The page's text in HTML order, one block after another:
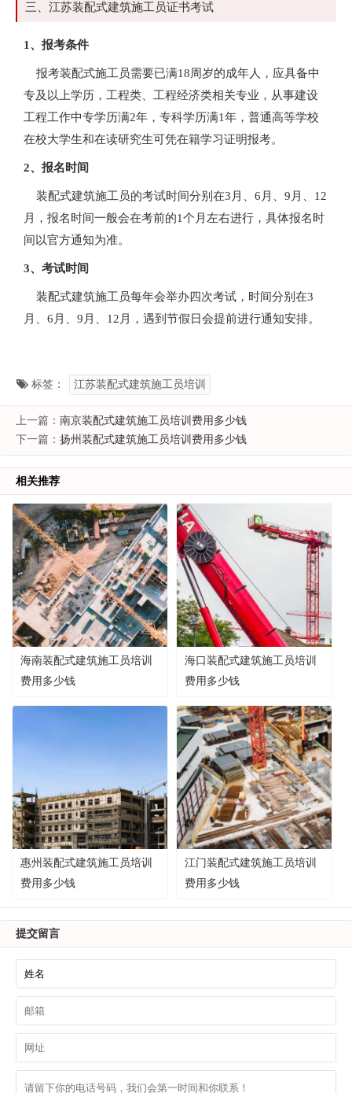
三、江苏装配式建筑施工员证书考试
1、报考条件
报考装配式施工员需要已满18周岁的成年人，应具备中
专及以上学历，工程类、工程经济类相关专业，从事建设
工程工作中专学历满2年，专科学历满1年，普通高等学校
在校大学生和在读研究生可凭在籍学习证明报考。
2、报名时间
装配式建筑施工员的考试时间分别在3月、6月、9月、12
月，报名时间一般会在考前的1个月左右进行，具体报名时
间以官方通知为准。
3、考试时间
装配式建筑施工员每年会举办四次考试，时间分别在3
月、6月、9月、12月，遇到节假日会提前进行通知安排。
标签： 江苏装配式建筑施工员培训
上一篇： 南京装配式建筑施工员培训费用多少钱
下一篇： 扬州装配式建筑施工员培训费用多少钱
相关推荐
海南装配式建筑施工员培训
费用多少钱
海口装配式建筑施工员培训
费用多少钱
惠州装配式建筑施工员培训
费用多少钱
江门装配式建筑施工员培训
费用多少钱
提交留言